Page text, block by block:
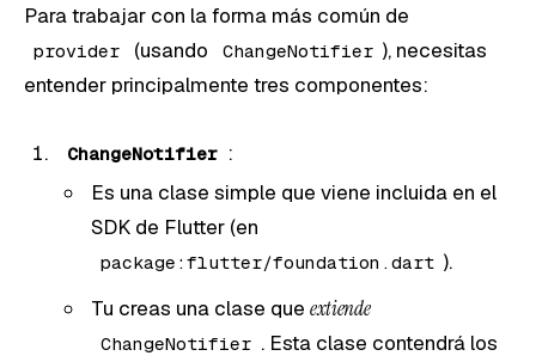
Para trabajar con la forma más común de
provider (usando ChangeNotifier ), necesitas
entender principalmente tres componentes:
ChangeNotifier :
Es una clase simple que viene incluida en el
SDK de Flutter (en
package:flutter/foundation.dart ).
Tu creas una clase que extiende
ChangeNotifier . Esta clase contendrá los